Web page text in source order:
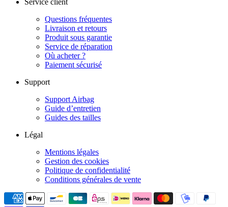
Service client
Questions fréquentes
Livraison et retours
Produit sous garantie
Service de réparation
Où acheter ?
Paiement sécurisé
Support
Support Airbag
Guide d’entretien
Guides des tailles
Légal
Mentions légales
Gestion des cookies
Politique de confidentialité
Conditions générales de vente